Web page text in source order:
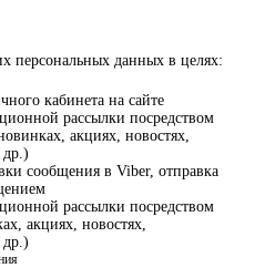
персональных данных в целях:
кабинета на сайте
рассылки посредством
акциях, новостях,
др.)
сообщения в Viber, отправка
рассылки посредством
акциях, новостях,
др.)